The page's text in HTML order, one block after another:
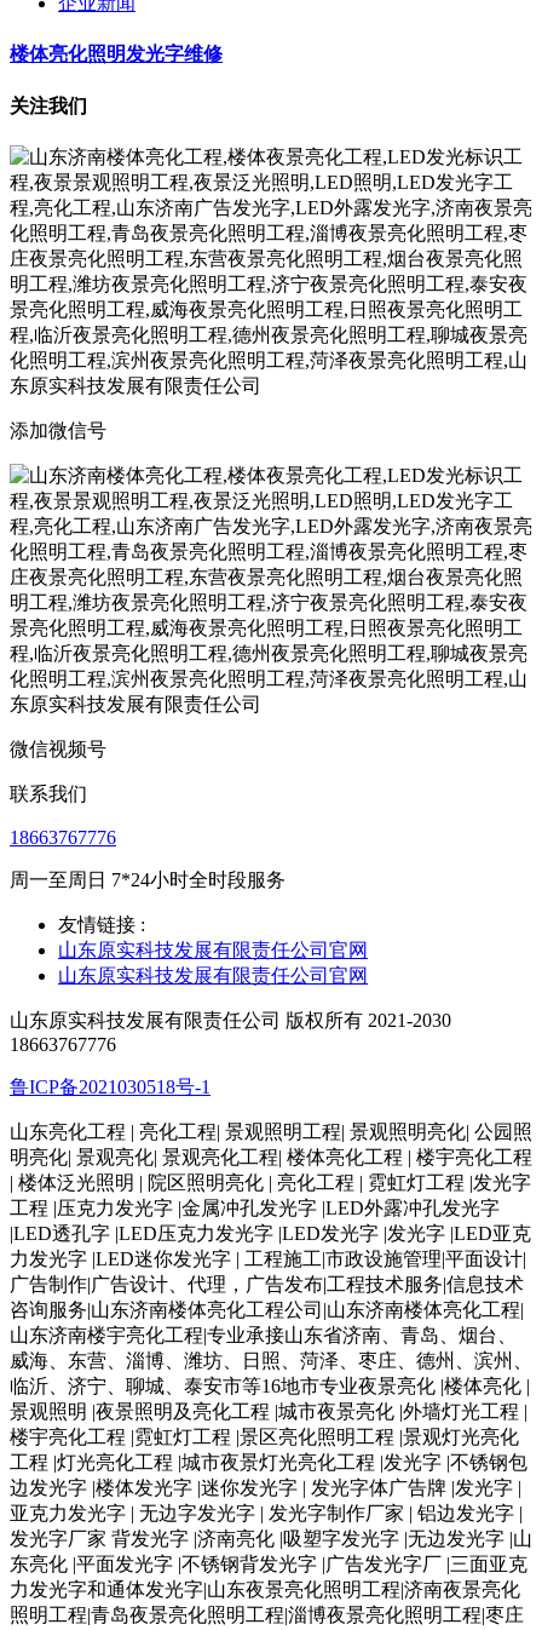
楼体亮化照明发光字维修
关注我们
添加微信号
微信视频号
联系我们
18663767776
周一至周日 7*24小时全时段服务
友情链接 :
山东原实科技发展有限责任公司官网
山东原实科技发展有限责任公司官网
山东原实科技发展有限责任公司 版权所有 2021-2030
18663767776
鲁ICP备2021030518号-1
山东亮化工程 | 亮化工程| 景观照明工程| 景观照明亮化| 公园照
明亮化| 景观亮化| 景观亮化工程| 楼体亮化工程 | 楼宇亮化工程
| 楼体泛光照明 | 院区照明亮化 | 亮化工程 | 霓虹灯工程 |发光字
工程 |压克力发光字 |金属冲孔发光字 |LED外露冲孔发光字
|LED透孔字 |LED压克力发光字 |LED发光字 |发光字 |LED亚克
力发光字 |LED迷你发光字 | 工程施工|市政设施管理|平面设计|
广告制作|广告设计、代理，广告发布|工程技术服务|信息技术
咨询服务|山东济南楼体亮化工程公司|山东济南楼体亮化工程|
山东济南楼宇亮化工程|专业承接山东省济南、青岛、烟台、
威海、东营、淄博、潍坊、日照、菏泽、枣庄、德州、滨州、
临沂、济宁、聊城、泰安市等16地市专业夜景亮化 |楼体亮化 |
景观照明 |夜景照明及亮化工程 |城市夜景亮化 |外墙灯光工程 |
楼宇亮化工程 |霓虹灯工程 |景区亮化照明工程 |景观灯光亮化
工程 |灯光亮化工程 |城市夜景灯光亮化工程 |发光字 |不锈钢包
边发光字 |楼体发光字 |迷你发光字 | 发光字体广告牌 |发光字 |
亚克力发光字 | 无边字发光字 | 发光字制作厂家 | 铝边发光字 |
发光字厂家 背发光字 |济南亮化 |吸塑字发光字 |无边发光字 |山
东亮化 |平面发光字 |不锈钢背发光字 |广告发光字厂 |三面亚克
力发光字和通体发光字|山东夜景亮化照明工程|济南夜景亮化
照明工程|青岛夜景亮化照明工程|淄博夜景亮化照明工程|枣庄